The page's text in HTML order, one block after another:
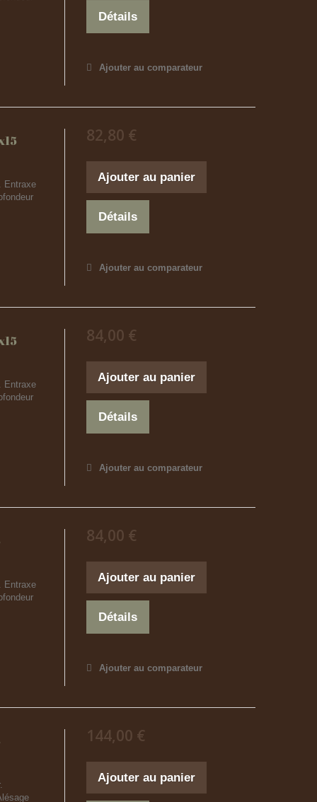
Détails
Ajouter au comparateur
Entraxe
82,80 €
Ajouter au panier
Détails
Ajouter au comparateur
Entraxe
84,00 €
Ajouter au panier
Détails
Ajouter au comparateur
Entraxe
84,00 €
Ajouter au panier
Détails
Ajouter au comparateur
144,00 €
Ajouter au panier